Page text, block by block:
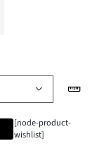
[node-product-
wishlist]